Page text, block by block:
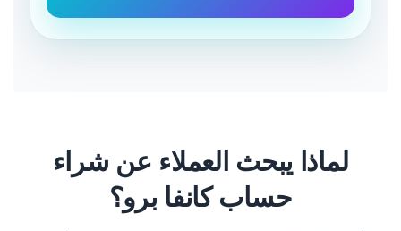
لماذا يبحث العملاء عن شراء
حساب كانفا برو؟